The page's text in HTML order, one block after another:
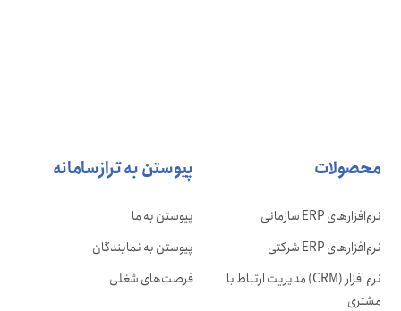
محصولات
نرم‌افزارهای ERP سازمانی
نرم‌افزارهای ERP شرکتی
نرم افزار (CRM) مدیریت ارتباط با
مشتری
پیوستن به ترازسامانه
پیوستن به ما
پیوستن به نمایندگان
فرصت‌های شغلی